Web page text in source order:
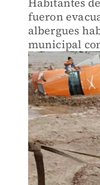
fueron
albergues
municipal
evitar